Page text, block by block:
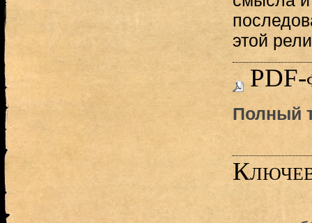
этой
PDF-
Полный